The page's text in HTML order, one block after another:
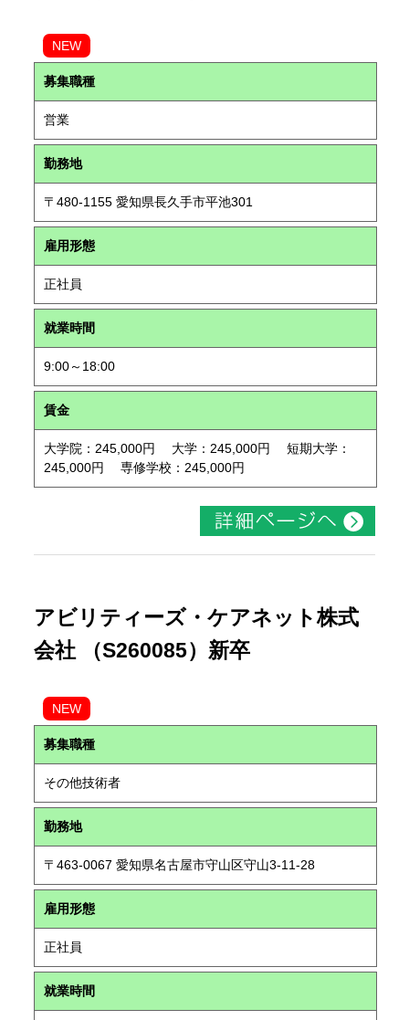
NEW
募集職種
営業
勤務地
〒480-1155 愛知県長久手市平池301
雇用形態
正社員
就業時間
9:00～18:00
賃金
大学院：245,000円 大学：245,000円 短期大学：
245,000円 専修学校：245,000円
アビリティーズ・ケアネット株式
会社 （S260085）新卒
NEW
募集職種
その他技術者
勤務地
〒463-0067 愛知県名古屋市守山区守山3-11-28
雇用形態
正社員
就業時間